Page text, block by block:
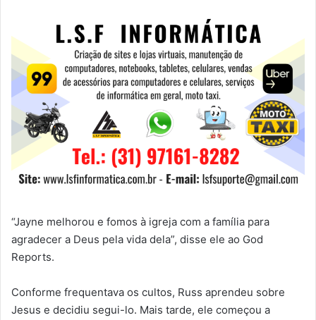
“Jayne melhorou e fomos à igreja com a família para
agradecer a Deus pela vida dela”, disse ele ao God
Reports.
Conforme frequentava os cultos, Russ aprendeu sobre
Jesus e decidiu segui-lo. Mais tarde, ele começou a